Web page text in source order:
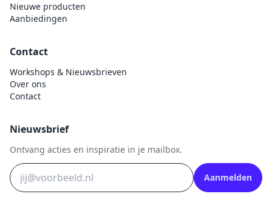
Nieuwe producten
Aanbiedingen
Contact
Workshops & Nieuwsbrieven
Over ons
Contact
Nieuwsbrief
Ontvang acties en inspiratie in je mailbox.
Aanmelden